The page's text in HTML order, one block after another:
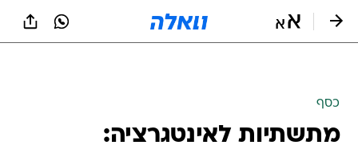
כסף
מתשתיות לאינטגרציה: